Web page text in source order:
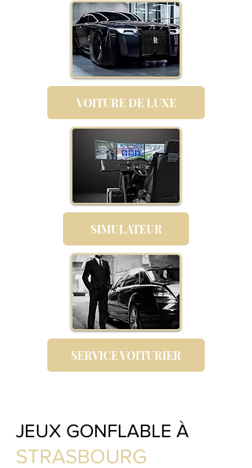
VOITURE DE LUXE
SIMULATEUR
SERVICE VOITURIER
JEUX GONFLABLE À
STRASBOURG